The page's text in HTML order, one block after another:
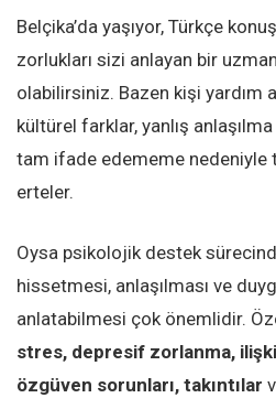
Belçika’da yaşıyor, Türkçe
zorlukları sizi anlayan bir
olabilirsiniz. Bazen kişi yardım
kültürel farklar, yanlış
tam ifade edememe nedeniyle
erteler.
Oysa psikolojik destek
hissetmesi, anlaşılması ve
anlatabilmesi çok önemlidir.
stres, depresif zorlanma,
özgüven sorunları, takıntılar